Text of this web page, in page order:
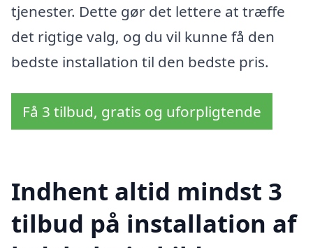
tjenester. Dette gør det lettere at træffe
det rigtige valg, og du vil kunne få den
bedste installation til den bedste pris.
Få 3 tilbud, gratis og uforpligtende
Indhent altid mindst 3
tilbud på installation af